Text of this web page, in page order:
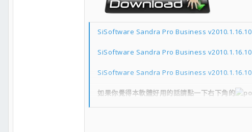
SiSoftware Sandra Pro Business v2010.1.16.10
SiSoftware Sandra Pro Business v2010.1.16.10
SiSoftware Sandra Pro Business v2010.1.16.10
如果你覺得本軟體好用的話請點一下右下角的